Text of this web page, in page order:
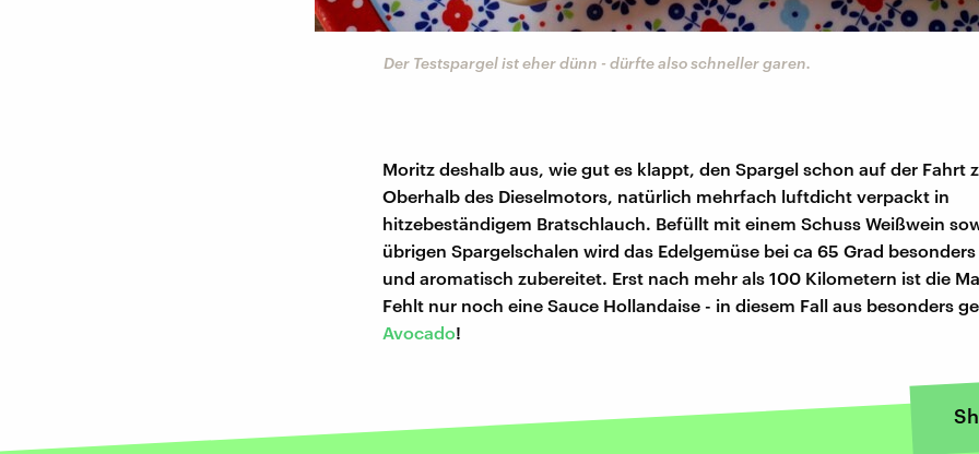
Der Testspargel ist eher dünn - dürfte also schneller garen.
Moritz deshalb aus, wie gut es klappt, den Spargel schon auf der Fahrt
Oberhalb des Dieselmotors, natürlich mehrfach luftdicht verpackt in
hitzebeständigem Bratschlauch. Befüllt mit einem Schuss Weißwein
übrigen Spargelschalen wird das Edelgemüse bei ca 65 Grad
und aromatisch zubereitet. Erst nach mehr als 100 Kilometern ist die
Fehlt nur noch eine Sauce Hollandaise - in diesem Fall aus besonders
Avocado!